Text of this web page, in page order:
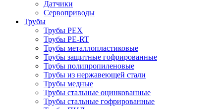
Датчики
Сервоприводы
Трубы
Трубы PEX
Трубы PE-RT
Трубы металлопластиковые
Трубы защитные гофрированные
Трубы полипропиленовые
Трубы из нержавеющей стали
Трубы медные
Трубы стальные оцинкованные
Трубы стальные гофрированные